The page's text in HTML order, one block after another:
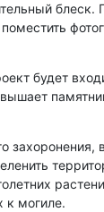
блеск.
будет
захоронения,
могиле.